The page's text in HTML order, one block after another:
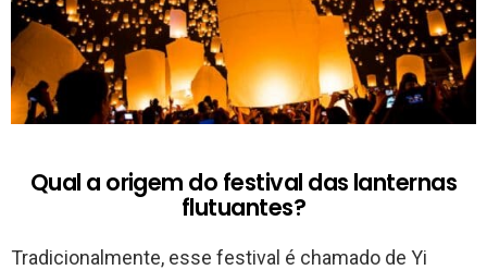
Qual a origem do festival das lanternas
flutuantes?
Tradicionalmente, esse festival é chamado de Yi